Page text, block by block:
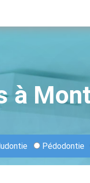
à
Pédodontie